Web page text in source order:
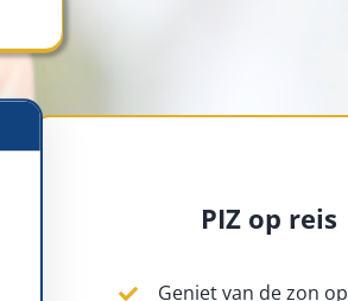
PIZ op reis
Geniet van de zon op